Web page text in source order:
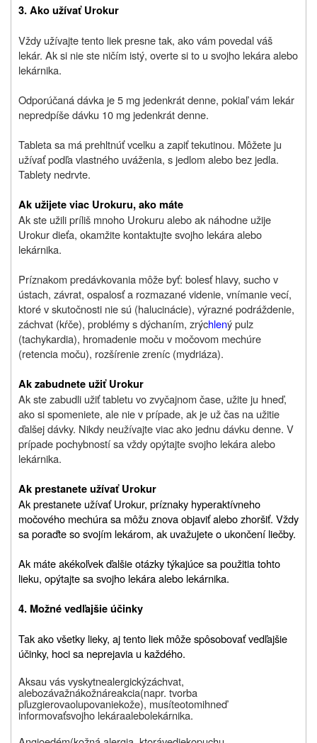
3. Ako užívať Urokur
Vždy užívajte tento liek presne tak, ako vám povedal váš
lekár. Ak si nie ste ničím istý, overte si to u svojho lekára alebo
lekárnika.
Odporúčaná dávka je 5 mg jedenkrát denne, pokiaľ vám lekár
nepredpíše dávku 10 mg jedenkrát denne.
Tableta sa má prehltnúť vcelku a zapiť tekutinou. Môžete ju
užívať podľa vlastného uváženia, s jedlom alebo bez jedla.
Tablety nedrvte.
Ak užijete viac Urokuru, ako máte
Ak ste užili príliš mnoho Urokuru alebo ak náhodne užije
Urokur dieťa, okamžite kontaktujte svojho lekára alebo
lekárnika.
Príznakom predávkovania môže byť: bolesť hlavy, sucho v
ústach, závrat, ospalosť a rozmazané videnie, vnímanie vecí,
ktoré v skutočnosti nie sú (halucinácie), výrazné podráždenie,
záchvat (kŕče), problémy s dýchaním, zrýchlený pulz
(tachykardia), hromadenie moču v močovom mechúre
(retencia moču), rozšírenie zreníc (mydriáza).
Ak zabudnete užiť Urokur
Ak ste zabudli užiť tabletu vo zvyčajnom čase, užite ju hneď,
ako si spomeniete, ale nie v prípade, ak je už čas na užitie
ďalšej dávky. Nikdy neužívajte viac ako jednu dávku denne. V
prípade pochybností sa vždy opýtajte svojho lekára alebo
lekárnika.
Ak prestanete užívať Urokur
Ak prestanete užívať Urokur, príznaky hyperaktívneho
močového mechúra sa môžu znova objaviť alebo zhoršiť. Vždy
sa poraďte so svojím lekárom, ak uvažujete o ukončení liečby.
Ak máte akékoľvek ďalšie otázky týkajúce sa použitia tohto
lieku, opýtajte sa svojho lekára alebo lekárnika.
4. Možné vedľajšie účinky
Tak ako všetky lieky, aj tento liek môže spôsobovať vedľajšie
účinky, hoci sa neprejavia u každého.
Aksau vás vyskytnealergickýzáchvat,
alebozávažnákožnáreakcia(napr. tvorba
pľuzgierovaolupovaniekože), musíteotomihneď
informovaťsvojho lekáraalebolekárnika.